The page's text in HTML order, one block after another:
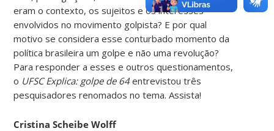
eram o contexto, os sujeitos e os interesses
envolvidos no movimento golpista? E por qual
motivo se considera esse conturbado momento da
política brasileira um golpe e não uma revolução?
Para responder a esses e outros questionamentos,
o UFSC Explica: golpe de 64entrevistou três
pesquisadores renomados no tema. Assista!
Cristina Scheibe Wolff